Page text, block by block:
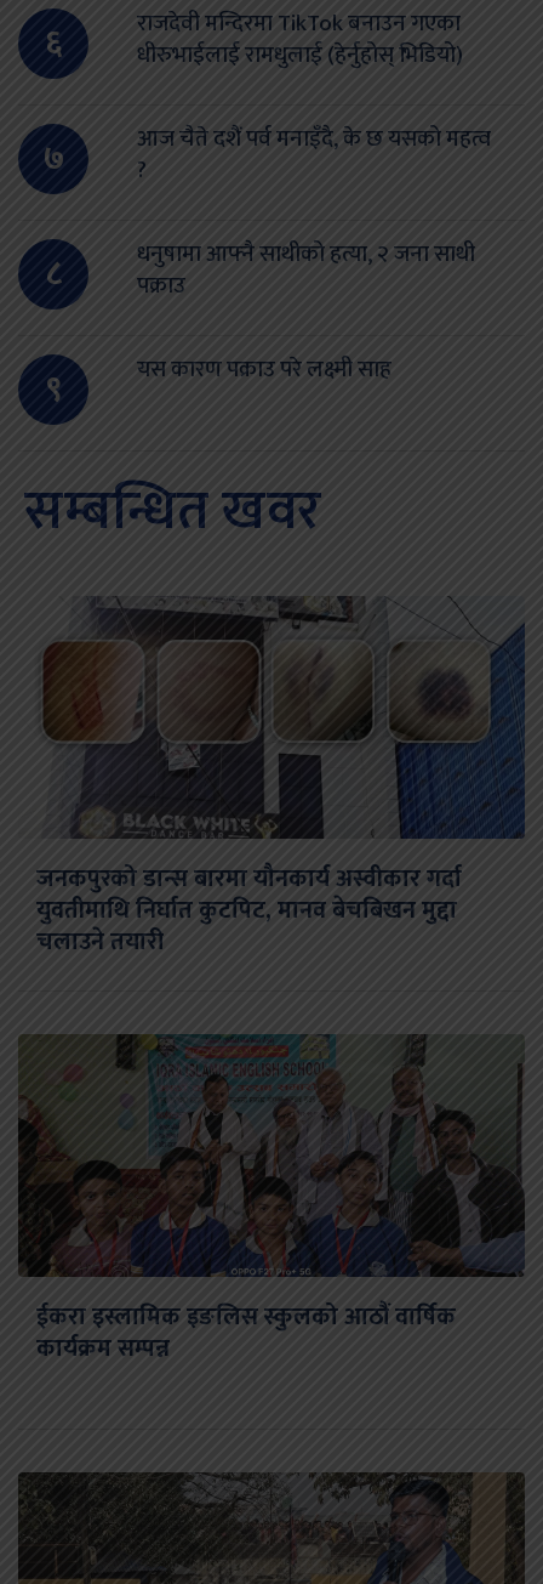
६
राजदेवी मन्दिरमा TikTok बनाउन गएका
धीरुभाईलाई रामधुलाई (हेर्नुहोस् भिडियो)
७
आज चैते दशैं पर्व मनाइँदै, के छ यसको महत्व
?
८
धनुषामा आफ्नै साथीको हत्या, २ जना साथी
पक्राउ
९ यस कारण पक्राउ परे लक्ष्मी साह
सम्बन्धित खवर
जनकपुरको डान्स बारमा यौनकार्य अस्वीकार गर्दा
युवतीमाथि निर्घात कुटपिट, मानव बेचबिखन मुद्दा
चलाउने तयारी
ईकरा इस्लामिक इङलिस स्कुलको आठौं वार्षिक
कार्यक्रम सम्पन्न